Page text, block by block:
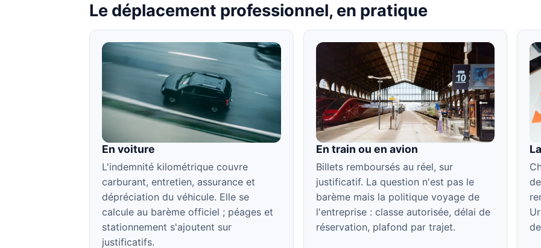
Le déplacement professionnel, en pratique
En voiture
L'indemnité kilométrique couvre
carburant, entretien, assurance et
dépréciation du véhicule. Elle se
calcule au barème officiel ; péages et
stationnement s'ajoutent sur
justificatifs.
En train ou en avion
Billets remboursés au réel, sur
justificatif. La question n'est pas le
barème mais la politique voyage de
l'entreprise : classe autorisée, délai de
réservation, plafond par trajet.